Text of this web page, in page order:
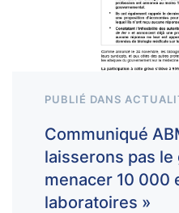
PUBLIÉ DANS
Communiqué
laisserons pas
menacer 10 000
laboratoires »